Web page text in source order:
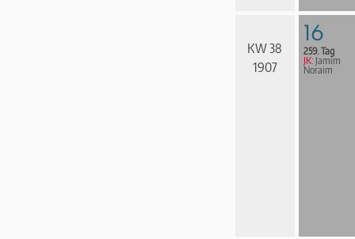
KW 38
1907
16
259. Tag
JK: Jamim
Noraim